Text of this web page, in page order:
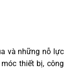
và những nỗ lực
thiết bị, công